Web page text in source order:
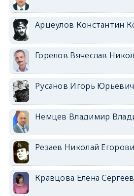
Арцеулов Константин
Горелов Вячеслав
Русанов Игорь Юрьевич
Немцев Владимир
Резаев Николай
Кравцова Елена